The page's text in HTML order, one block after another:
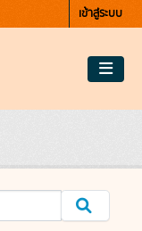
เข้าสู่ระบบ